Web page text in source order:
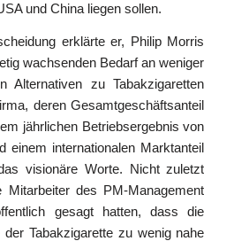
und China liegen sollen.
erklärte er, Philip Morris
wachsenden Bedarf an weniger
Alternativen zu Tabakzigaretten
deren Gesamtgeschäftsanteil
jährlichen Betriebsergebnis von
einem internationalen Marktanteil
visionäre Worte. Nicht zuletzt
Mitarbeiter des PM-Management
gesagt hatten, dass die
Tabakzigarette zu wenig nahe